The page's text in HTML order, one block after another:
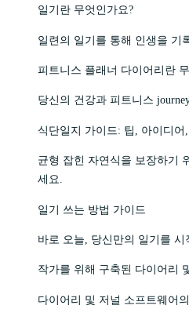
일기란 무엇인가요?
일련의 일기를 통해 인생을 기
피트니스 플래너 다이어리란
당신의 건강과 피트니스
식단일지 가이드: 팁, 아이디어
균형 잡힌 자연식을 보장하기
세요.
일기 쓰는 방법 가이드
바로 오늘, 당신만의 일기를 시
작가를 위해 구축된 다이어리
다이어리 및 저널 소프트웨어